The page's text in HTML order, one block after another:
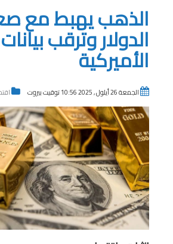
الذهب يهبط مع
الدولار وترقب
الأميركية
الجمعة 26 أيلول , 2025 10:56 توقيت بيروت